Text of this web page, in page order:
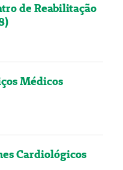
de Reabilitação
Médicos
Cardiológicos